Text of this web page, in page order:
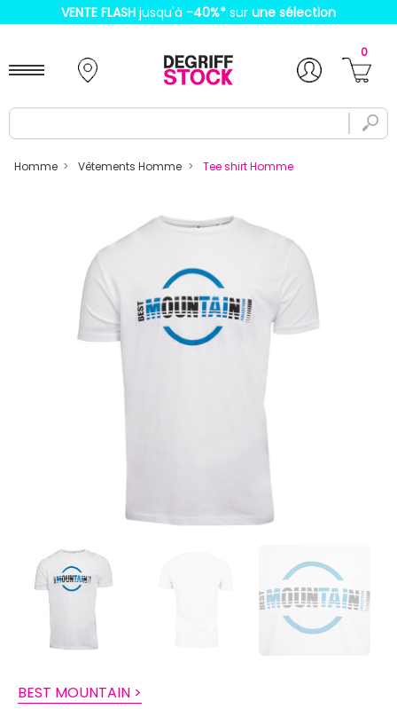
VENTE FLASH jusqu'à -40%* sur une sélection
0
Homme Vêtements Homme Tee shirt Homme
BEST MOUNTAIN >